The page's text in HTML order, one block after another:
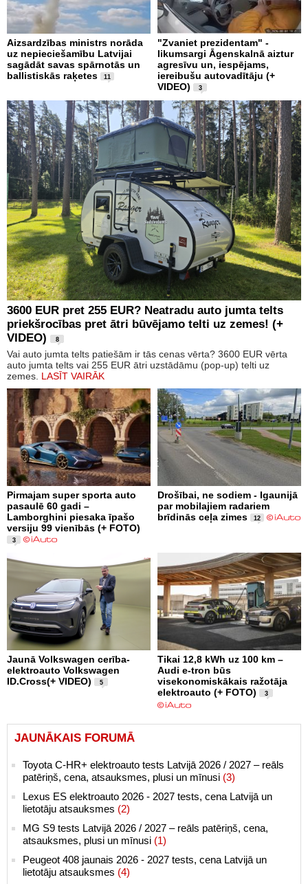
Aizsardzības ministrs norāda
uz nepieciešamību Latvijai
sagādāt savas spārnotās un
ballistiskās raķetes
11
"Zvaniet prezidentam" -
likumsargi Āgenskalnā aiztur
agresīvu un, iespējams,
iereibušu autovadītāju (+
VIDEO)
3
3600 EUR pret 255 EUR? Neatradu auto jumta telts
priekšrocības pret ātri būvējamo telti uz zemes! (+
VIDEO)
8
Vai auto jumta telts patiešām ir tās cenas vērta? 3600 EUR vērta
auto jumta telts vai 255 EUR ātri uzstādāmu (pop-up) telti uz
zemes. LASĪT VAIRĀK
Pirmajam super sporta auto
pasaulē 60 gadi –
Lamborghini piesaka īpašo
versiju 99 vienībās (+ FOTO)
3
Drošībai, ne sodiem - Igaunijā
par mobilajiem radariem
brīdinās ceļa zimes
12
Jaunā Volkswagen cerība-
elektroauto Volkswagen
ID.Cross(+ VIDEO)
5
Tikai 12,8 kWh uz 100 km –
Audi e-tron būs
visekonomiskākais ražotāja
elektroauto (+ FOTO)
3
JAUNĀKAIS FORUMĀ
Toyota C-HR+ elektroauto tests Latvijā 2026 / 2027 – reāls
patēriņš, cena, atsauksmes, plusi un mīnusi (3)
Lexus ES elektroauto 2026 - 2027 tests, cena Latvijā un
lietotāju atsauksmes (2)
MG S9 tests Latvijā 2026 / 2027 – reāls patēriņš, cena,
atsauksmes, plusi un mīnusi (1)
Peugeot 408 jaunais 2026 - 2027 tests, cena Latvijā un
lietotāju atsauksmes (4)